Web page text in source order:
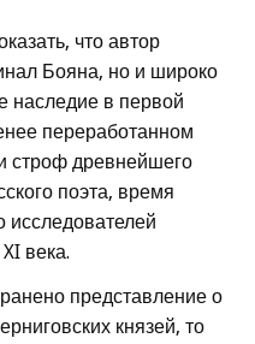
что автор
Бояна, но и широко
наследие в первой
переработанном
строф древнейшего
поэта, время
исследователей
века.
представление о
князей, то